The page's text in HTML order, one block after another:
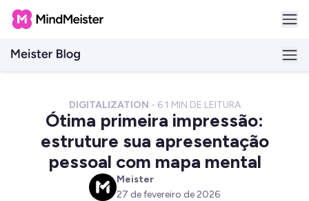
DIGITALIZATION - 6 1 MIN DE LEITURA
Ótima primeira impressão:
estruture sua apresentação
pessoal com mapa mental
M
Meister
27 de fevereiro de 2026